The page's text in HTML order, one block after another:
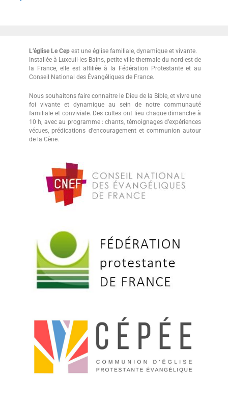
L’église Le Cep est une église familiale, dynamique et vivante.
Installée à Luxeuil-les-Bains, petite ville thermale du nord-est de
la France, elle est affiliée à la Fédération Protestante et au
Conseil National des Évangéliques de France.
Nous souhaitons faire connaitre le Dieu de la Bible, et vivre une
foi vivante et dynamique au sein de notre communauté
familiale et conviviale. Des cultes ont lieu chaque dimanche à
10 h, avec au programme : chants, témoignages d’expériences
vécues, prédications d’encouragement et communion autour
de la Cène.